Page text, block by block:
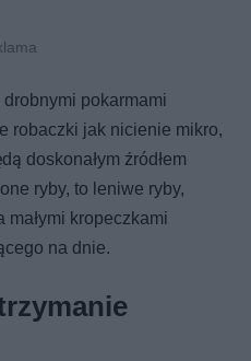
pokarmami
robaczki jak nicienie mikro,
doskonałym źródłem
ryby, to leniwe ryby,
małymi kropeczkami
na dnie.